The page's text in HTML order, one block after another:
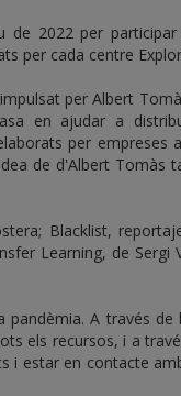
2022 per participar
per cada centre
per Albert
en ajudar a
per empreses
de d'Albert Tomàs
Blacklist,
Learning, de Sergi
pandèmia. A través de
els recursos, i a
i estar en contacte